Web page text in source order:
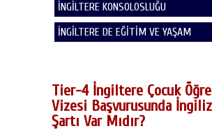
İNGİLTERE KONSOLOSLUĞU
İNGİLTERE DE EĞİTİM VE YAŞAM
Tier-4 İngiltere Çocuk
Vizesi Başvurusunda
Şartı Var Mıdır?